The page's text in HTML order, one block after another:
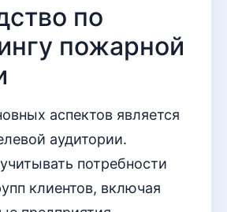
по
пожарной
аспектов является
аудитории.
потребности
клиентов, включая